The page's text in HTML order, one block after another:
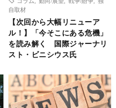
自取材
【次回から大幅リニューア
ル！】「今そこにある危機」
を読み解く 国際ジャーナリ
スト・ビニシウス氏